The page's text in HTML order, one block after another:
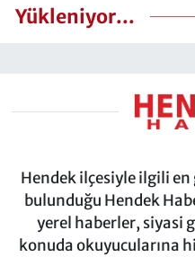
Yükleniyor...
Hendek ilçesiyle ilgili
bulunduğu Hendek
yerel haberler, siyasi
konuda okuyucularına